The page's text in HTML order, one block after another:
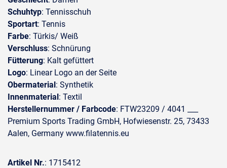
Schuhtyp: Tennisschuh
Sportart: Tennis
Farbe: Türkis/ Weiß
Verschluss: Schnürung
Fütterung: Kalt gefüttert
Logo: Linear Logo an der Seite
Obermaterial: Synthetik
Innenmaterial: Textil
Herstellernummer / Farbcode: FTW23209 / 4041 ___
Premium Sports Trading GmbH, Hofwiesenstr. 25, 73433
Aalen, Germany www.filatennis.eu
Artikel Nr.: 1715412